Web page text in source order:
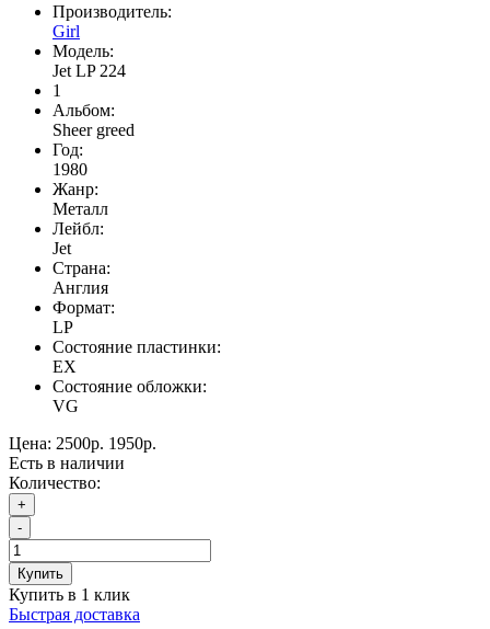
Производитель:
Girl
Модель:
Jet LP 224
1
Альбом:
Sheer greed
Год:
1980
Жанр:
Meталл
Лейбл:
Jet
Страна:
Англия
Формат:
LP
Состояние пластинки:
EX
Состояние обложки:
VG
Цена: 2500р. 1950р.
Есть в наличии
Количество:
+
-
Купить
Купить в 1 клик
Быстрая доставка